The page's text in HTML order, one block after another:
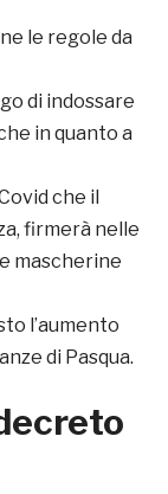
le regole da
di indossare
in quanto a
che il
firmerà nelle
mascherine
l’aumento
di Pasqua.